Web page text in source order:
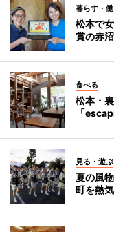
暮らす・働
松本で
賞の赤
食べる
松本・
「
見る・遊ぶ
夏の風
町を熱